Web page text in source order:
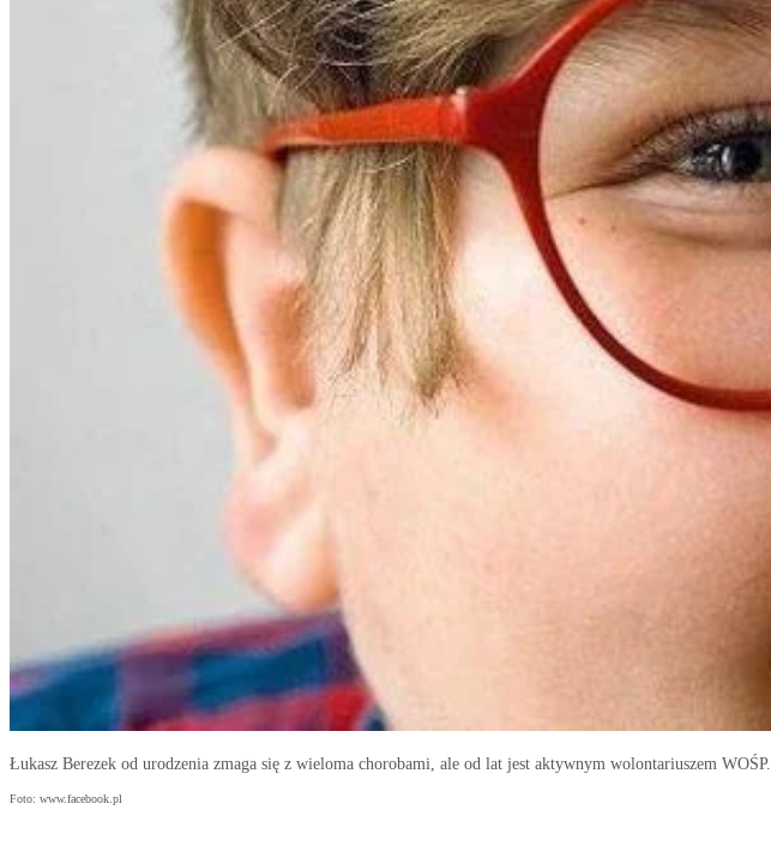
Łukasz Berezek od urodzenia zmaga się z wieloma chorobami, ale od lat jest aktywnym wolontariuszem WOŚP.
Foto: www.facebook.pl